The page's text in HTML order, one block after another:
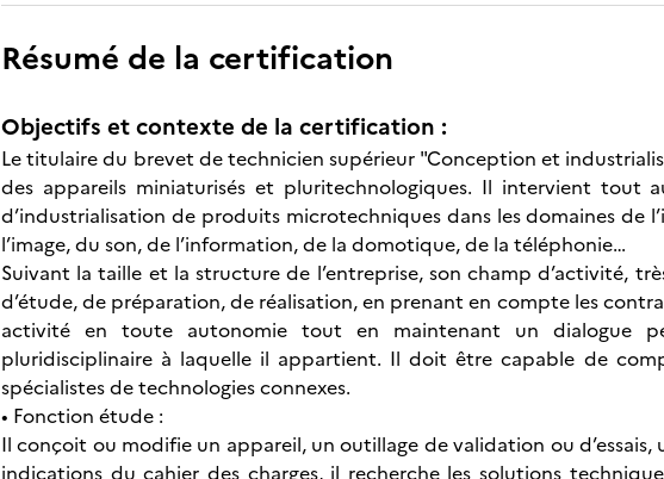
Résumé de la certification
Objectifs et contexte de la certification :
Le titulaire du brevet de technicien supérieur "Conception et
des appareils miniaturisés et pluritechnologiques. Il intervient tout
d’industrialisation de produits microtechniques dans les domaines
l’image, du son, de l’information, de la domotique, de la téléphonie…
Suivant la taille et la structure de l’entreprise, son champ d’activité,
d’étude, de préparation, de réalisation, en prenant en compte les
activité en toute autonomie tout en maintenant un dialogue
pluridisciplinaire à laquelle il appartient. Il doit être capable de
spécialistes de technologies connexes.
• Fonction étude :
Il conçoit ou modifie un appareil, un outillage de validation ou
indications du cahier des charges, il recherche les solutions